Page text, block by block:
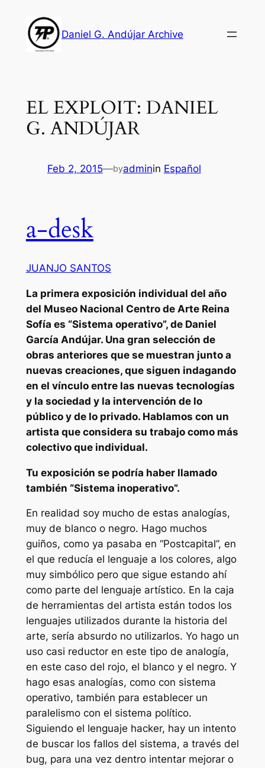
content
Daniel G. Andújar Archive
EL EXPLOIT: DANIEL
G. ANDÚJAR
Feb 2, 2015—byadminin Español
a-desk
JUANJO SANTOS
La primera exposición individual del año
del Museo Nacional Centro de Arte Reina
Sofía es “Sistema operativo”, de Daniel
García Andújar. Una gran selección de
obras anteriores que se muestran junto a
nuevas creaciones, que siguen indagando
en el vínculo entre las nuevas tecnologías
y la sociedad y la intervención de lo
público y de lo privado. Hablamos con un
artista que considera su trabajo como más
colectivo que individual.
Tu exposición se podría haber llamado
también “Sistema inoperativo”.
En realidad soy mucho de estas analogías,
muy de blanco o negro. Hago muchos
guiños, como ya pasaba en “Postcapital”, en
el que reducía el lenguaje a los colores, algo
muy simbólico pero que sigue estando ahí
como parte del lenguaje artístico. En la caja
de herramientas del artista están todos los
lenguajes utilizados durante la historia del
arte, sería absurdo no utilizarlos. Yo hago un
uso casi reductor en este tipo de analogía,
en este caso del rojo, el blanco y el negro. Y
hago esas analogías, como con sistema
operativo, también para establecer un
paralelismo con el sistema político.
Siguiendo el lenguaje hacker, hay un intento
de buscar los fallos del sistema, a través del
bug, para una vez dentro intentar mejorar o